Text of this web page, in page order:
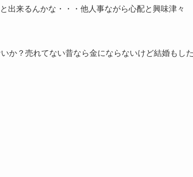
出来るんかな・・・他人事ながら心配と興味津々
か？売れてない昔なら金にならないけど結婚もし